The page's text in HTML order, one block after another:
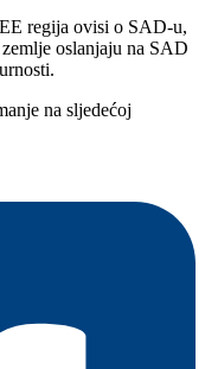
regija ovisi o SAD-u,
oslanjaju na SAD
na sljedećoj